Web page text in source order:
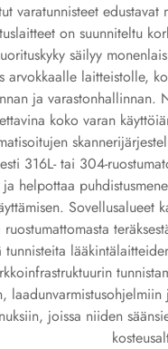
varatunnisteet
on suunniteltu
säilyy
arvokkaalle laitteistolle,
ja
koko varan
316L- tai 304-
helpottaa
joissa niiden